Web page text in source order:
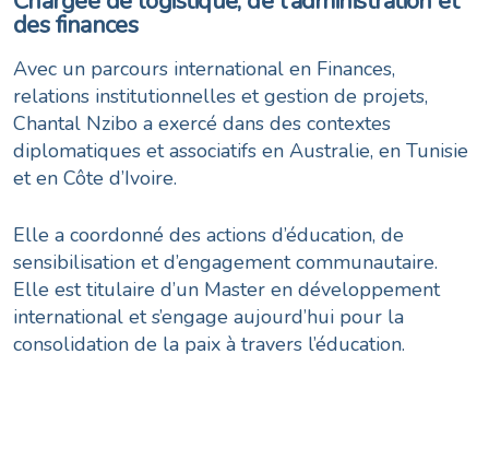
des finances
Avec un parcours international en Finances,
relations institutionnelles et gestion de projets,
Chantal Nzibo a exercé dans des contextes
diplomatiques et associatifs en Australie, en Tunisie
et en Côte d’Ivoire.
Elle a coordonné des actions d’éducation, de
sensibilisation et d’engagement communautaire.
Elle est titulaire d’un Master en développement
international et s’engage aujourd’hui pour la
consolidation de la paix à travers l’éducation.